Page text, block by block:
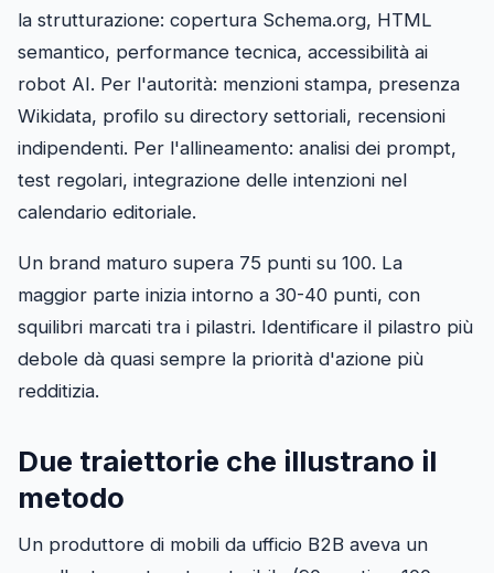
la strutturazione: copertura Schema.org, HTML
semantico, performance tecnica, accessibilità ai
robot AI. Per l'autorità: menzioni stampa, presenza
Wikidata, profilo su directory settoriali, recensioni
indipendenti. Per l'allineamento: analisi dei prompt,
test regolari, integrazione delle intenzioni nel
calendario editoriale.
Un brand maturo supera 75 punti su 100. La
maggior parte inizia intorno a 30-40 punti, con
squilibri marcati tra i pilastri. Identificare il pilastro più
debole dà quasi sempre la priorità d'azione più
redditizia.
Due traiettorie che illustrano il
metodo
Un produttore di mobili da ufficio B2B aveva un